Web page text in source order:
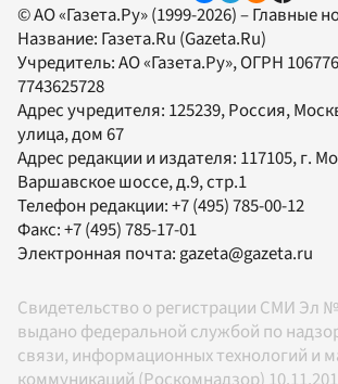
© АО «Газета.Ру» (1999-2026) – Главные
Название: Газета.Ru (Gazeta.Ru)
Учредитель:АО «Газета.Ру», ОГРН
7743625728
Адрес учредителя: 125239, Россия,
улица, дом 67
Адрес редакции и издателя: 117105, г.
Варшавское шоссе, д.9, стр.1
Телефон редакции:+7 (495) 785-00-12
Факс:+7 (495) 785-17-01
Электронная почта: gazeta@gazeta.ru
Свидетельство о регистрации СМИ Эл
выдано федеральной службой по
связи, информационных технологий и